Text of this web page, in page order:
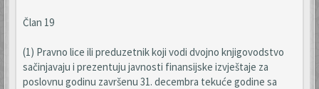
Član 19
(1) Pravno lice ili preduzetnik koji vodi dvojno knjigovodstvo
sačinjavaju i prezentuju javnosti finansijske izvještaje za
poslovnu godinu završenu 31. decembra tekuće godine sa